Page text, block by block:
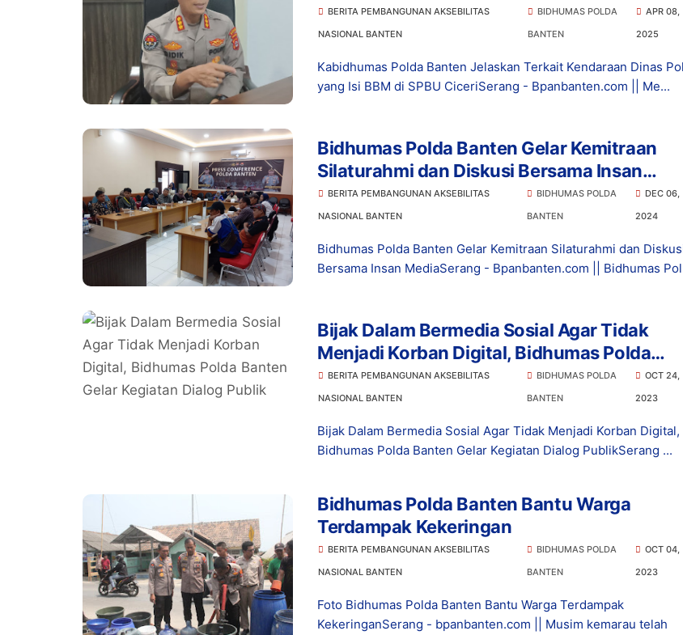
Ciceri
BERITA PEMBANGUNAN AKSEBILITAS
NASIONAL BANTEN
BIDHUMAS POLDA
BANTEN
APR 08,
2025
Kabidhumas Polda Banten Jelaskan Terkait Kendaraan Dinas
yang Isi BBM di SPBU CiceriSerang - Bpanbanten.com || Me...
Bidhumas Polda Banten Gelar Kemitraan
Silaturahmi dan Diskusi Bersama Insan
Media
BERITA PEMBANGUNAN AKSEBILITAS
NASIONAL BANTEN
BIDHUMAS POLDA
BANTEN
DEC 06,
2024
Bidhumas Polda Banten Gelar Kemitraan Silaturahmi dan
Bersama Insan MediaSerang - Bpanbanten.com || Bidhumas
Bijak Dalam Bermedia Sosial Agar Tidak
Menjadi Korban Digital, Bidhumas Polda
Banten Gelar Kegiatan Dialog Publik
BERITA PEMBANGUNAN AKSEBILITAS
NASIONAL BANTEN
BIDHUMAS POLDA
BANTEN
OCT 24,
2023
Bijak Dalam Bermedia Sosial Agar Tidak Menjadi Korban Digital,
Bidhumas Polda Banten Gelar Kegiatan Dialog PublikSerang ...
Bidhumas Polda Banten Bantu Warga
Terdampak Kekeringan
BERITA PEMBANGUNAN AKSEBILITAS
NASIONAL BANTEN
BIDHUMAS POLDA
BANTEN
OCT 04,
2023
Foto Bidhumas Polda Banten Bantu Warga Terdampak
KekeringanSerang - bpanbanten.com || Musim kemarau telah